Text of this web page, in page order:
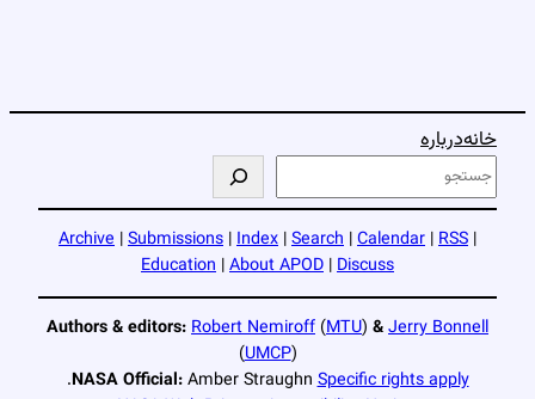
خانهدرباره
ج
س
و
Archive |Submissions |Index |Search |Calendar |RSS |
Education |About APOD |Discuss
Authors & editors:Robert Nemiroff (MTU) &Jerry Bonnell
(UMCP)
NASA Official:Amber StraughnSpecific rights apply
.